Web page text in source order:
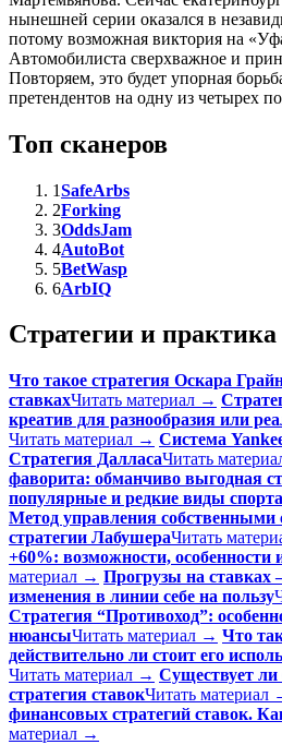
нынешней серии оказался в
потому возможная виктория на
Автомобилиста сверхважное и
Повторяем, это будет упорная
претендентов на одну из четырех
Топ сканеров
1SafeArbs
2Forking
3OddsJam
4AutoBot
5BetWasp
6ArbIQ
Стратегии и практика
Что такое стратегия Оскара
ставкахЧитать материал →
креатив для разнообразия или
Читать материал → Система
Стратегия ДалласаЧитать
фаворита: обманчиво выгодная
популярные и редкие виды спорта
Метод управления собственными
стратегии ЛабушераЧитать
+60%: возможности, особенности
материал → Прогрузы на ставках
изменения в линии себе на пользу
Стратегия “Противоход”:
нюансыЧитать материал → Что
действительно ли стоит его
Читать материал → Существует
стратегия ставокЧитать материал
финансовых стратегий ставок.
материал →